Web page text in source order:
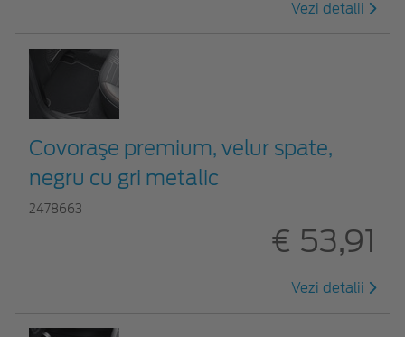
Vezi detalii
Covoraşe premium, velur spate,
negru cu gri metalic
2478663
€ 53,91
Vezi detalii